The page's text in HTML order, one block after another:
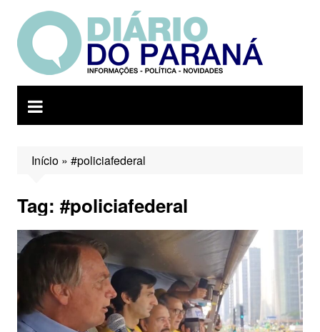
para
conteúdo
Início» #policiafederal
Tag: #policiafederal